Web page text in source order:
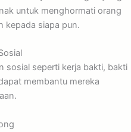
untuk menghormati orang
kepada siapa pun.
sosial seperti kerja bakti, bakti
membantu mereka